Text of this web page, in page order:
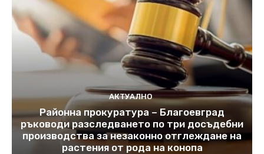
АКТУАЛНО
Районна прокуратура – Благоевград
ръководи разследването по три досъдебни
производства за незаконно отглеждане на
растения от рода на конопа